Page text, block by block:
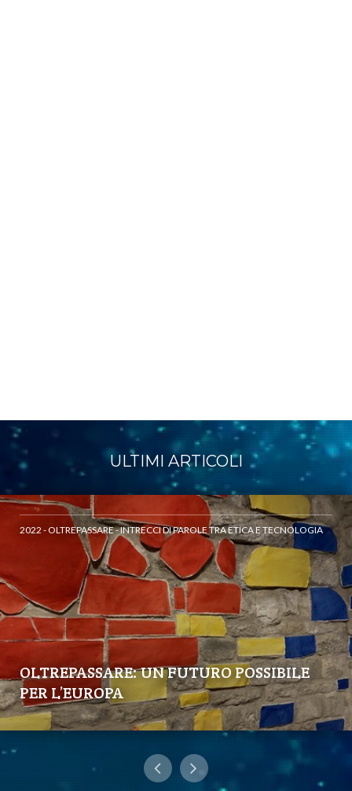
ULTIMI ARTICOLI
2022 - OLTREPASSARE - INTRECCI DI PAROLE TRA ETICA E TECNOLOGIA
OLTREPASSARE: UN FUTURO POSSIBILE
PER L’EUROPA